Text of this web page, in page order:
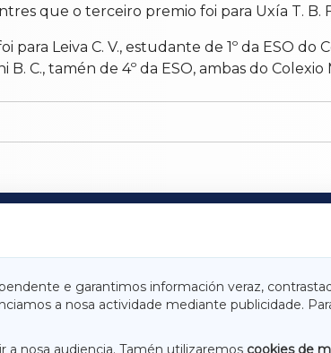
que o terceiro premio foi para Uxía T.
Leiva C. V., estudante de 1º da ESO
B. C., tamén de 4º da ESO, ambas do Colexio
e garantimos información veraz,
a nosa actividade mediante publicidade.
TERRACHAXA
ACORUÑAXA